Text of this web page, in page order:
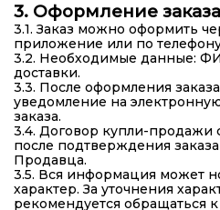
3. Оформление заказа
3.1. Заказ можно оформить
приложение или по
3.2. Необходимые данные:
доставки.
3.3. После оформления
уведомление на
заказа.
3.4. Договор купли-продажи
после подтверждения
Продавца.
3.5. Вся информация может
характер. За уточнения
рекомендуется обращаться